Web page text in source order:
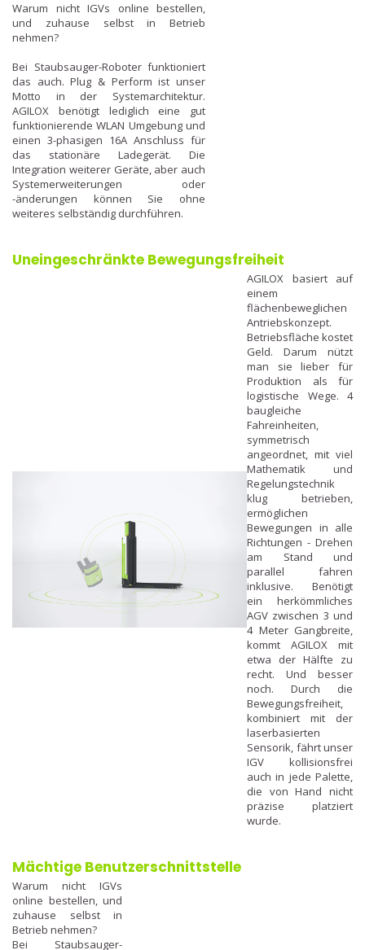
Warum nicht IGVs online bestellen,
und zuhause selbst in Betrieb
nehmen?
Bei Staubsauger-Roboter funktioniert
das auch. Plug & Perform ist unser
Motto in der Systemarchitektur.
AGILOX benötigt lediglich eine gut
funktionierende WLAN Umgebung und
einen 3-phasigen 16A Anschluss für
das stationäre Ladegerät. Die
Integration weiterer Geräte, aber auch
Systemerweiterungen oder
-änderungen können Sie ohne
weiteres selbständig durchführen.
Uneingeschränkte Bewegungsfreiheit
AGILOX basiert auf
einem
flächenbeweglichen
Antriebskonzept.
Betriebsfläche kostet
Geld. Darum nützt
man sie lieber für
Produktion als für
logistische Wege. 4
baugleiche
Fahreinheiten,
symmetrisch
angeordnet, mit viel
Mathematik und
Regelungstechnik
klug betrieben,
ermöglichen
Bewegungen in alle
Richtungen - Drehen
am Stand und
parallel fahren
inklusive. Benötigt
ein herkömmliches
AGV zwischen 3 und
4 Meter Gangbreite,
kommt AGILOX mit
etwa der Hälfte zu
recht. Und besser
noch. Durch die
Bewegungsfreiheit,
kombiniert mit der
laserbasierten
Sensorik, fährt unser
IGV kollisionsfrei
auch in jede Palette,
die von Hand nicht
präzise platziert
wurde.
Mächtige Benutzerschnittstelle
Warum nicht IGVs
online bestellen, und
zuhause selbst in
Betrieb nehmen?
Bei Staubsauger-